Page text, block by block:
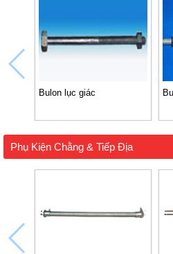
Bulon lục giác
Phụ Kiện Chằng & Tiếp Địa